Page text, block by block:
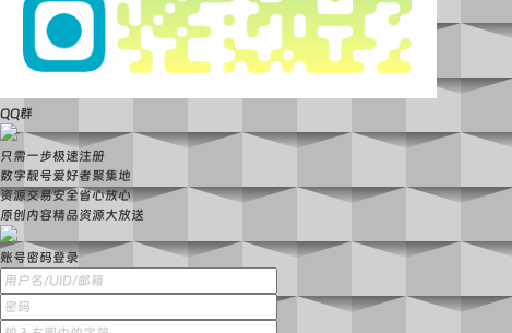
QQ群
只需一步极速注册
数字靓号爱好者聚集地
资源交易安全省心放心
原创内容精品资源大放送
账号密码登录